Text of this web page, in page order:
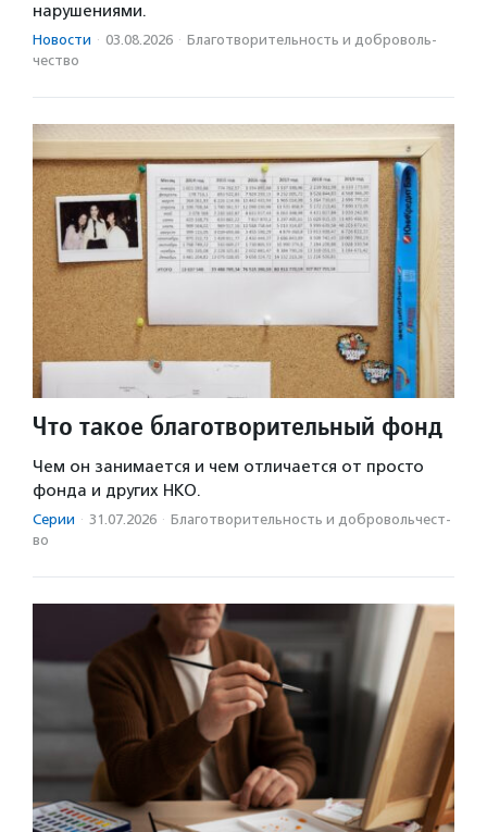
нарушениями.
Новости · 03.08.2026 · Благотвори­тель­ность и доброволь­
чест­во
Что такое благотворительный фонд
Чем он занимается и чем отличается от просто
фонда и других НКО.
Серии · 31.07.2026 · Благотвори­тель­ность и доброволь­чест­
во